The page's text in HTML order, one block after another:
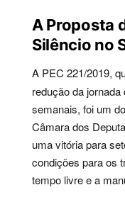
A Proposta
Silêncio no
A PEC 221/2019,
redução da
semanais, foi um
Câmara dos
uma vitória para
condições para os
tempo livre e a